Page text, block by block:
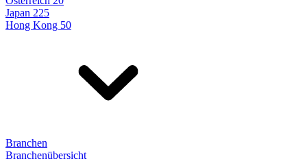
Japan 225
Hong Kong 50
Branchen
Branchenübersicht